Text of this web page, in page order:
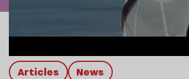
Articles news